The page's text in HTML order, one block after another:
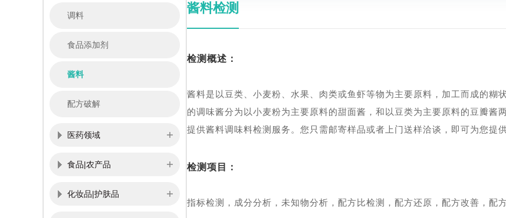
调料
食品添加剂
酱料
配方破解
医药领域
食品|农产品
化妆品|护肤品
酱料检测
检测概述：
酱料是以豆类、小麦粉、水果、肉类或鱼虾等物为主要原料，加工而成的糊
的调味酱分为以小麦粉为主要原料的甜面酱，和以豆类为主要原料的豆瓣酱
提供酱料调味料检测服务。您只需邮寄样品或者上门送样洽谈，即可为您提
检测项目：
指标检测，成分分析，未知物分析，配方比检测，配方还原，配方改善，配